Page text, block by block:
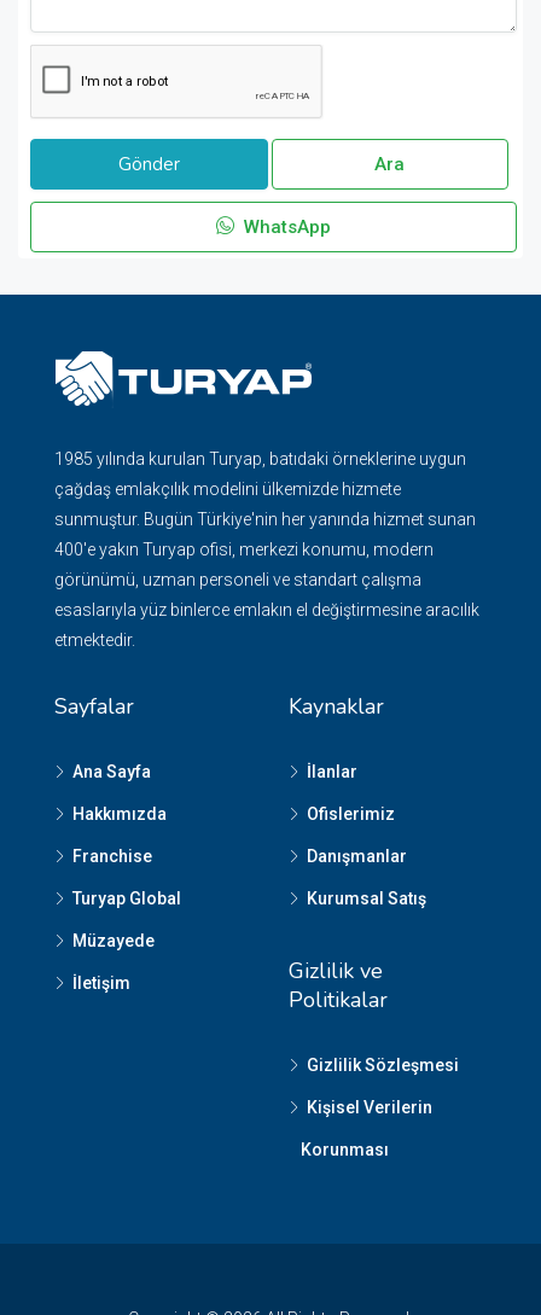
Ara
WhatsApp
1985 yılında kurulan Turyap, batıdaki örneklerine uygun
çağdaş emlakçılık modelini ülkemizde hizmete
sunmuştur. Bugün Türkiye'nin her yanında hizmet sunan
400'e yakın Turyap ofisi, merkezi konumu, modern
görünümü, uzman personeli ve standart çalışma
esaslarıyla yüz binlerce emlakın el değiştirmesine aracılık
etmektedir.
Sayfalar
Ana Sayfa
Hakkımızda
Franchise
Turyap Global
Müzayede
İletişim
Kaynaklar
İlanlar
Ofislerimiz
Danışmanlar
Kurumsal Satış
Gizlilik ve
Politikalar
Gizlilik Sözleşmesi
Kişisel Verilerin
Korunması